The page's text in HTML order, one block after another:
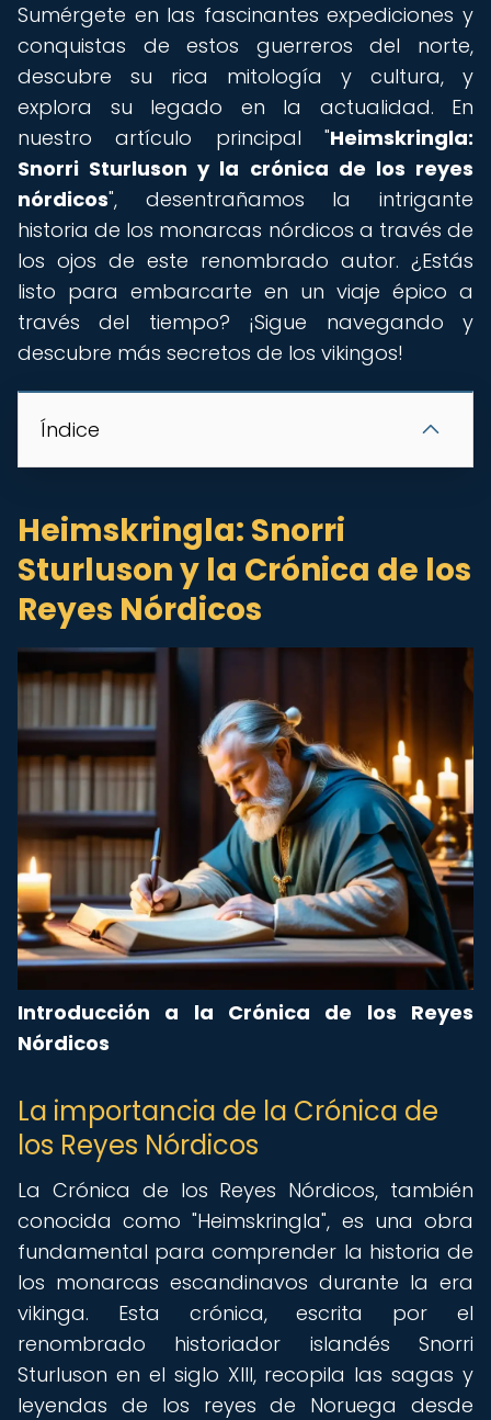
Sumérgete en las fascinantes expediciones y
conquistas de estos guerreros del norte,
descubre su rica mitología y cultura, y
explora su legado en la actualidad. En
nuestro artículo principal "Heimskringla:
Snorri Sturluson y la crónica de los reyes
nórdicos", desentrañamos la intrigante
historia de los monarcas nórdicos a través de
los ojos de este renombrado autor. ¿Estás
listo para embarcarte en un viaje épico a
través del tiempo? ¡Sigue navegando y
descubre más secretos de los vikingos!
Índice
Heimskringla: Snorri
Sturluson y la Crónica de los
Reyes Nórdicos
Introducción a la Crónica de los Reyes
Nórdicos
La importancia de la Crónica de
los Reyes Nórdicos
La Crónica de los Reyes Nórdicos, también
conocida como "Heimskringla", es una obra
fundamental para comprender la historia de
los monarcas escandinavos durante la era
vikinga. Esta crónica, escrita por el
renombrado historiador islandés Snorri
Sturluson en el siglo XIII, recopila las sagas y
leyendas de los reyes de Noruega desde